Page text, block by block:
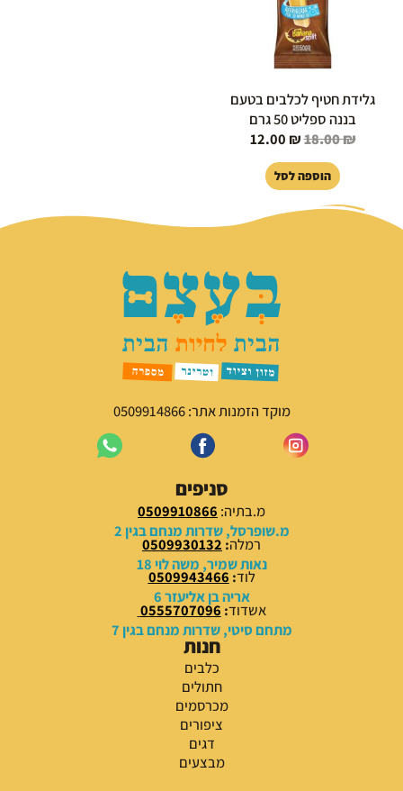
גלידת חטיף לכלבים בטעם
בננה ספליט 50 גרם
18.00₪
12.00 ₪
הוספה לסל
מוקד הזמנות אתר: 0509914866
סניפים
מ.בתיה: 0509910866
מ.שופרסל, שדרות מנחם בגין 2
רמלה:
0509930132
נאות שמיר, משה לוי 18
לוד:
0509943466
אריה בן אליעזר 6
אשדוד:
0555707096
מתחם סיטי, שדרות מנחם בגין 7
חנות
כלבים
חתולים
מכרסמים
ציפורים
דגים
מבצעים